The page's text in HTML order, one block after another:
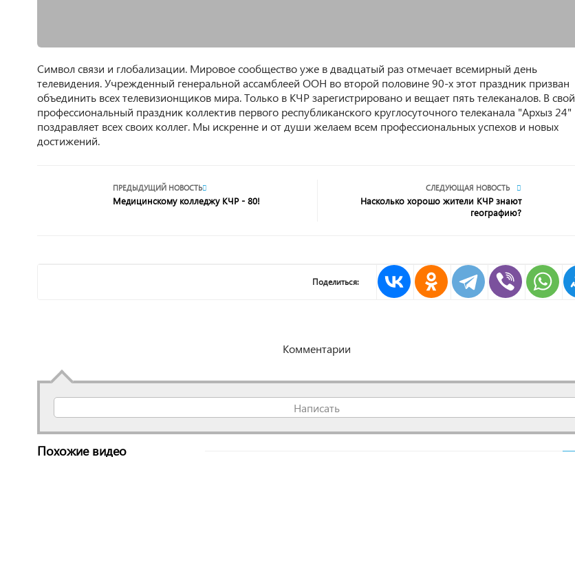
Символ связи и глобализации. Мировое сообщество уже в двадцатый раз отмечает всемирный день
телевидения. Учрежденный генеральной ассамблеей ООН во второй половине 90-х этот праздник призван
объединить всех телевизионщиков мира. Только в КЧР зарегистрировано и вещает пять телеканалов. В свой
профессиональный праздник коллектив первого республиканского круглосуточного телеканала "Архыз 24"
поздравляет всех своих коллег. Мы искренне и от души желаем всем профессиональных успехов и новых
достижений.
ПРЕДЫДУЩИЙ НОВОСТЬ
Медицинскому колледжу КЧР - 80!
СЛЕДУЮЩАЯ НОВОСТЬ
Насколько хорошо жители КЧР знают
географию?
Поделиться:
Комментарии
Написать
Похожие видео